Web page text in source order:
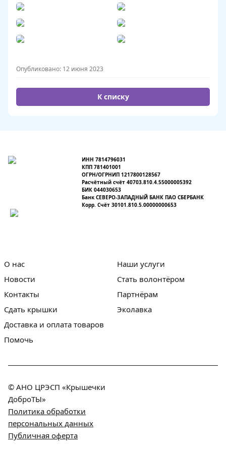
Опубликовано: 12 июня 2023
К списку
ИНН 7814796031
КПП 781401001
ОГРН/ОГРНИП 1217800128567
Расчётный счёт 40703.810.4.55000005392
БИК 044030653
Банк СЕВЕРО-ЗАПАДНЫЙ БАНК ПАО СБЕРБАНК
Корр. Счёт 30101.810.5.00000000653
О нас
Новости
Контакты
Сдать крышки
Наши услуги
Стать волонтёром
Партнёрам
Эколавка
Доставка и оплата товаров
Помочь
© АНО ЦРЭСП «Крышечки
ДоброТЫ»
Политика обработки
персональных данных
Публичная оферта